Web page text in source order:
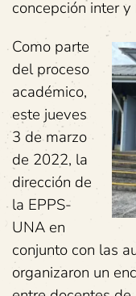
concepción inter
Como parte
del proceso
académico,
este jueves
3 de marzo
de 2022, la
dirección de
la EPPS-
UNA en
conjunto con las
organizaron un